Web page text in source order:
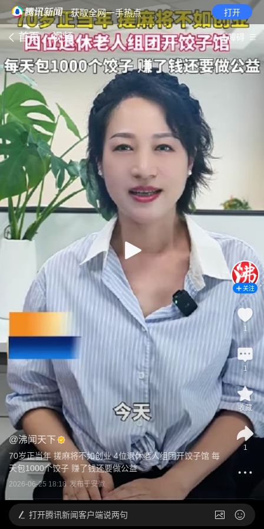
· 获取全网一手热点 打开
首页 视频 无障碍
@沸闻天下
70岁正当年 搓麻将不如创业 4位退休老人组团开饺子馆 每
天包1000个饺子 赚了钱还要做公益
2026-06-25 18:18 发布于安徽
关注
1
1
收藏
1
打开腾讯新闻客户端说两句